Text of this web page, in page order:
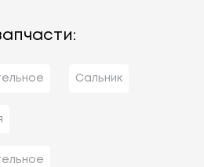
Сальник